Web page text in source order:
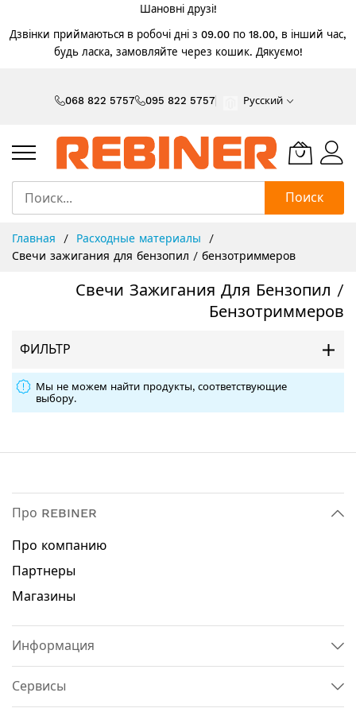
Шановні друзі!
Дзвінки приймаються в робочі дні з 09.00 по 18.00, в інший час,
будь ласка, замовляйте через кошик. Дякуємо!
068 822 5757 095 822 5757 Русский
Поиск
Главная
Расходные материалы
Свечи зажигания для бензопил / бензотриммеров
Свечи Зажигания Для Бензопил /
Бензотриммеров
ФИЛЬТР
Мы не можем найти продукты, соответствующие
выбору.
Про REBINER
Про компанию
Партнеры
Магазины
Информация
Сервисы